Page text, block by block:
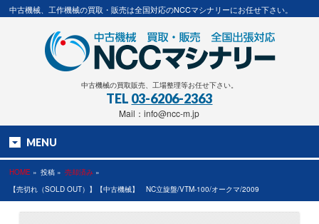
中古機械、工作機械の買取・販売は全国対応のNCCマシナリーにお任せ下さい。
中古機械の買取販売、工場整理等お任せ下さい。
TEL 03-6206-2363
Mail：info@ncc-m.jp
MENU
HOME » 投稿 » 売却済み »
【売切れ（SOLD OUT）】【中古機械】 NC立旋盤/VTM-100/オークマ/2009